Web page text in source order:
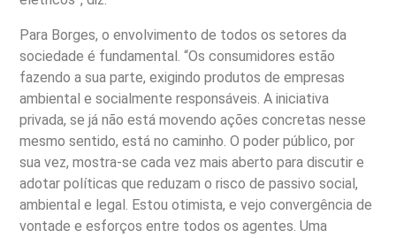
Para Borges, o envolvimento de todos os setores da
sociedade é fundamental. “Os consumidores estão
fazendo a sua parte, exigindo produtos de empresas
ambiental e socialmente responsáveis. A iniciativa
privada, se já não está movendo ações concretas nesse
mesmo sentido, está no caminho. O poder público, por
sua vez, mostra-se cada vez mais aberto para discutir e
adotar políticas que reduzam o risco de passivo social,
ambiental e legal. Estou otimista, e vejo convergência de
vontade e esforços entre todos os agentes. Uma